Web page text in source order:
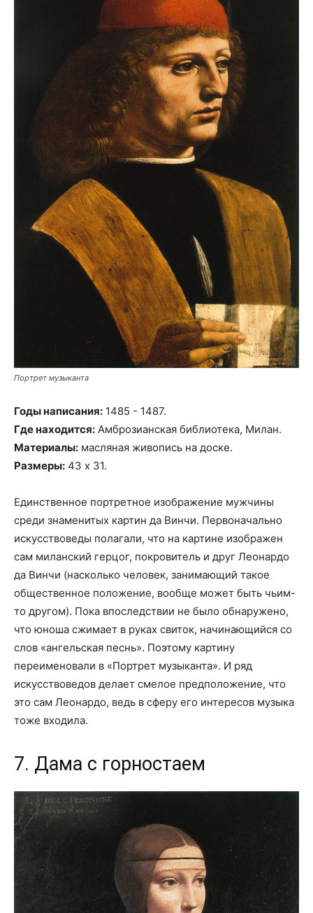
Портрет музыканта
Годы написания: 1485 - 1487.
Где находится: Амброзианская библиотека, Милан.
Материалы: масляная живопись на доске.
Размеры: 43 х 31.
Единственное портретное изображение мужчины
среди знаменитых картин да Винчи. Первоначально
искусствоведы полагали, что на картине изображен
сам миланский герцог, покровитель и друг Леонардо
да Винчи (насколько человек, занимающий такое
общественное положение, вообще может быть чьим-
то другом). Пока впоследствии не было обнаружено,
что юноша сжимает в руках свиток, начинающийся со
слов «ангельская песнь». Поэтому картину
переименовали в «Портрет музыканта». И ряд
искусствоведов делает смелое предположение, что
это сам Леонардо, ведь в сферу его интересов музыка
тоже входила.
7. Дама с горностаем